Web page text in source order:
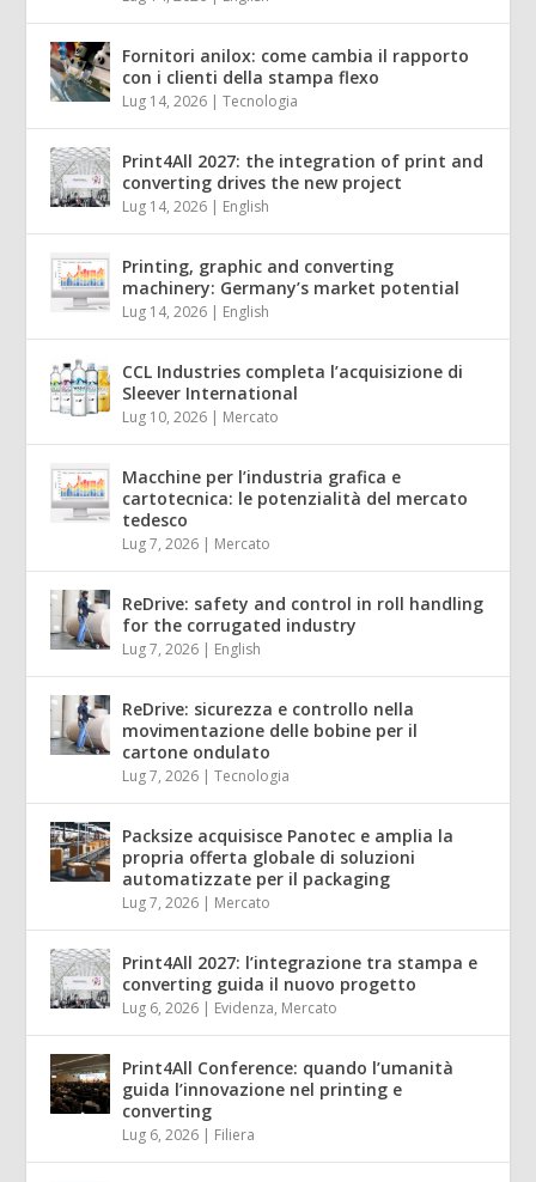
Fornitori anilox: come cambia il rapporto
con i clienti della stampa flexo
Lug 14, 2026 |Tecnologia
Print4All 2027: the integration of print and
converting drives the new project
Lug 14, 2026 | English
Printing, graphic and converting
machinery: Germany’s market potential
Lug 14, 2026 | English
CCL Industries completa l’acquisizione di
Sleever International
Lug 10, 2026 | Mercato
Macchine per l’industria grafica e
cartotecnica: le potenzialità del mercato
tedesco
Lug 7, 2026 | Mercato
ReDrive: safety and control in roll handling
for the corrugated industry
Lug 7, 2026 | English
ReDrive: sicurezza e controllo nella
movimentazione delle bobine per il
cartone ondulato
Lug 7, 2026 |Tecnologia
Packsize acquisisce Panotec e amplia la
propria offerta globale di soluzioni
automatizzate per il packaging
Lug 7, 2026 | Mercato
Print4All 2027: l’integrazione tra stampa e
converting guida il nuovo progetto
Lug 6, 2026 | Evidenza, Mercato
Print4All Conference: quando l’umanità
guida l’innovazione nel printing e
converting
Lug 6, 2026 | Filiera